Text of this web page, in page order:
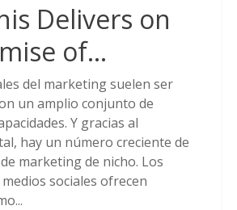
Delivers on
of
Data
del marketing suelen ser
un amplio conjunto de
Y gracias al
hay un número creciente de
marketing de nicho. Los
sociales ofrecen